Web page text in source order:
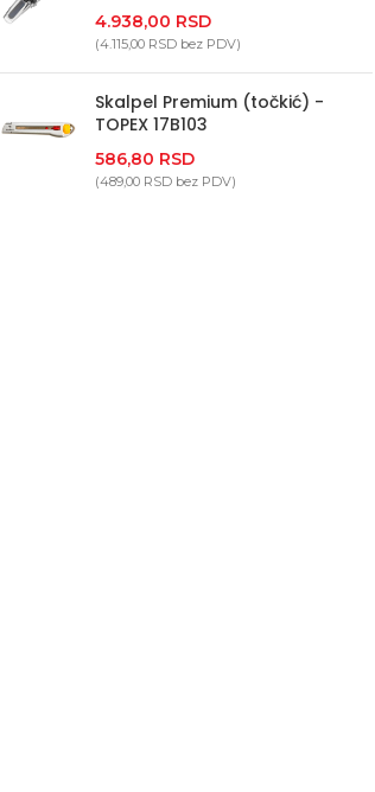
4.938,00 RSD
(4.115,00 RSD bez PDV)
Skalpel Premium (točkić) -
TOPEX 17B103
586,80 RSD
(489,00 RSD bez PDV)